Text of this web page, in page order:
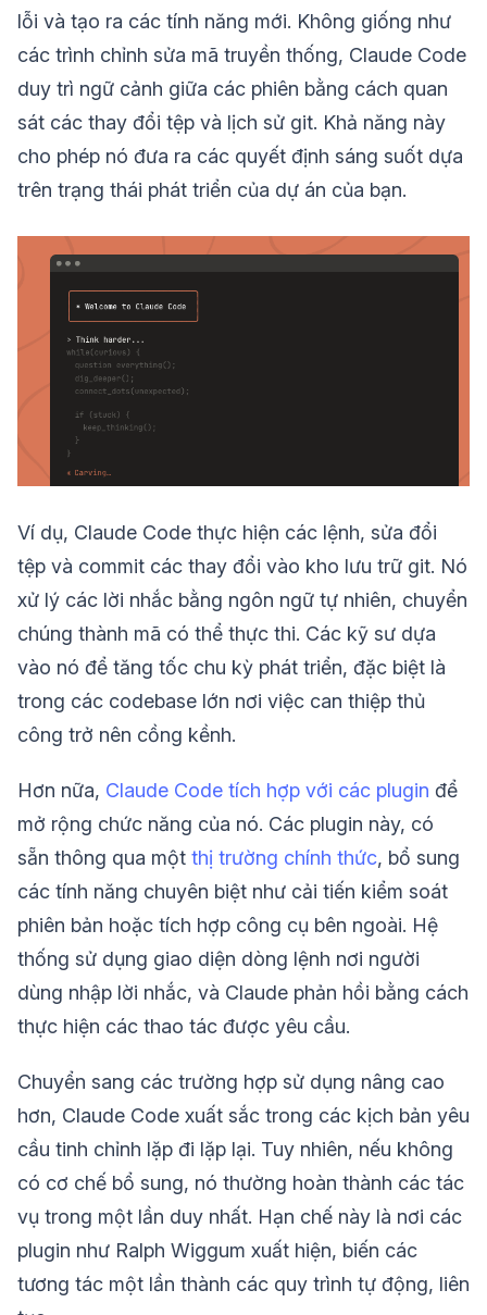
lỗi và tạo ra các tính năng mới. Không giống như
các trình chỉnh sửa mã truyền thống, Claude Code
duy trì ngữ cảnh giữa các phiên bằng cách quan
sát các thay đổi tệp và lịch sử git. Khả năng này
cho phép nó đưa ra các quyết định sáng suốt dựa
trên trạng thái phát triển của dự án của bạn.
Ví dụ, Claude Code thực hiện các lệnh, sửa đổi
tệp và commit các thay đổi vào kho lưu trữ git. Nó
xử lý các lời nhắc bằng ngôn ngữ tự nhiên, chuyển
chúng thành mã có thể thực thi. Các kỹ sư dựa
vào nó để tăng tốc chu kỳ phát triển, đặc biệt là
trong các codebase lớn nơi việc can thiệp thủ
công trở nên cồng kềnh.
Hơn nữa, Claude Code tích hợp với các plugin để
mở rộng chức năng của nó. Các plugin này, có
sẵn thông qua một thị trường chính thức, bổ sung
các tính năng chuyên biệt như cải tiến kiểm soát
phiên bản hoặc tích hợp công cụ bên ngoài. Hệ
thống sử dụng giao diện dòng lệnh nơi người
dùng nhập lời nhắc, và Claude phản hồi bằng cách
thực hiện các thao tác được yêu cầu.
Chuyển sang các trường hợp sử dụng nâng cao
hơn, Claude Code xuất sắc trong các kịch bản yêu
cầu tinh chỉnh lặp đi lặp lại. Tuy nhiên, nếu không
có cơ chế bổ sung, nó thường hoàn thành các tác
vụ trong một lần duy nhất. Hạn chế này là nơi các
plugin như Ralph Wiggum xuất hiện, biến các
tương tác một lần thành các quy trình tự động, liên